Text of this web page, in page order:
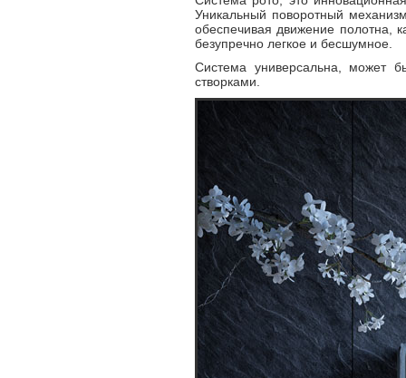
Уникальный поворотный
обеспечивая движение полотна,
безупречно легкое и бесшумное.
Система универсальна, может
створками.